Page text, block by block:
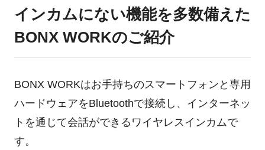
インカムにない機能を多数備えた
BONX WORKのご紹介
BONX WORKはお手持ちのスマートフォンと専用
ハードウェアをBluetoothで接続し、インターネッ
トを通じて会話ができるワイヤレスインカムで
す。